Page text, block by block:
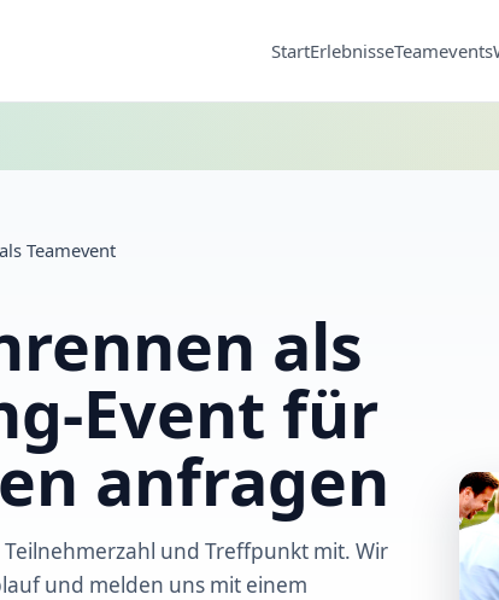
StartErlebnisseTeamevents
Teamevent
als
Event für
anfragen
und Treffpunkt mit. Wir
und melden uns mit einem